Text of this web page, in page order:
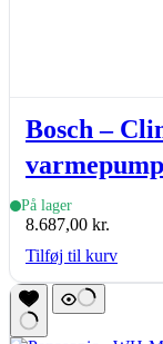
Bosch –
(inde- &
På lager
8.687,00 kr.
Tilføj til kurv